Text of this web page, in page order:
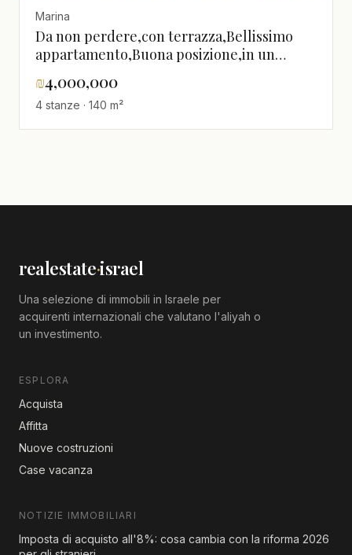
Marina
Da non perdere,con terrazza,Bellissimo
appartamento,Buona posizione,in un
mare,spazioso,Vista mare
₪4,000,000
4 stanze · 140 m²
realestate·israel
Una selezione di immobili in Israele per
acquirenti internazionali che valutano l'aliyah o
un investimento.
ESPLORA
Acquista
Affitta
Nuove costruzioni
Case vacanza
NOTIZIE IMMOBILIARI
Imposta di acquisto all'8%: cosa cambia con la riforma 2026